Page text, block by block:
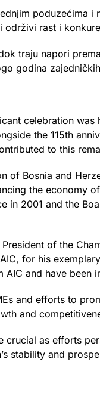
poduzećima
održivi rast i
traju napori
godina
celebration
the 115th
to this
of Bosnia and
the economy
in 2001 and the
of the
for his
AIC and have
and efforts to
and
crucial as efforts
stability and